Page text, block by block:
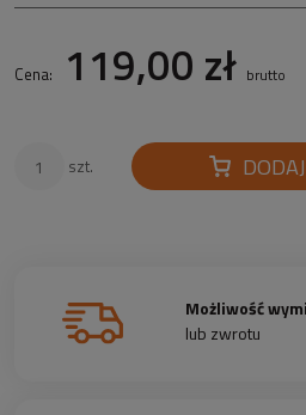
Cena: 119,00 zł brutto
szt.
Możliwość
lub zwrotu